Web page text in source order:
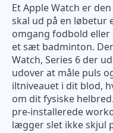
Et Apple Watch er
skal ud på en løbetur
omgang fodbold
et sæt badminton.
Watch, Series 6 der
udover at måle puls
iltniveauet i dit blod,
om dit fysiske
pre-installerede
lægger slet ikke skjul